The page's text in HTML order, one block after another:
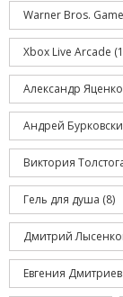
Warner Bros.
Xbox Live Arcade
Александр Яценко
Андрей
Виктория
Гель для душа (8)
Дмитрий
Евгения